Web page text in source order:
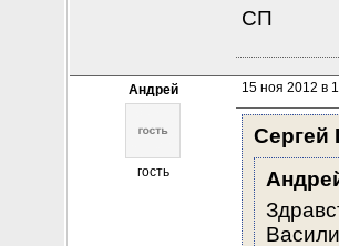
СП
Андрей
гость
15 ноя 2012 в
Сергей